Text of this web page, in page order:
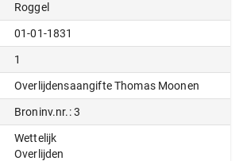
Roggel
01-01-1831
1
Overlijdensaangifte Thomas Moonen
Broninv.nr.: 3
Wettelijk
Overlijden